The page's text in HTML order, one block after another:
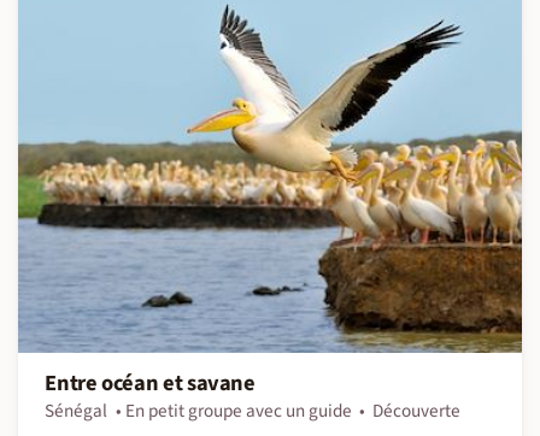
Entre océan et savane
Sénégal En petit groupe avec un guide
Découverte